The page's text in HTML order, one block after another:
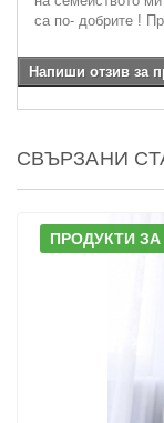
са по- добрите !
Напиши отзив за
СВЪРЗАНИ
ПРОДУКТИ